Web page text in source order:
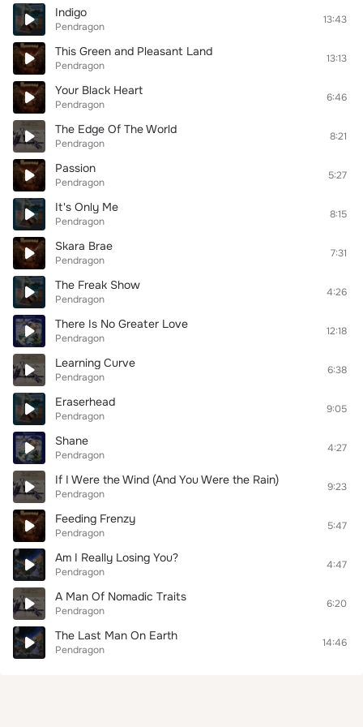
Indigo
Pendragon
13:43
This Green and Pleasant Land
Pendragon
13:13
Your Black Heart
Pendragon
6:46
The Edge Of The World
Pendragon
8:21
Passion
Pendragon
5:27
It's Only Me
Pendragon
8:15
Skara Brae
Pendragon
7:31
The Freak Show
Pendragon
4:26
There Is No Greater Love
Pendragon
12:18
Learning Curve
Pendragon
6:38
Eraserhead
Pendragon
9:05
Shane
Pendragon
4:27
If I Were the Wind (And You Were the Rain)
Pendragon
9:23
Feeding Frenzy
Pendragon
5:47
Am I Really Losing You?
Pendragon
4:47
A Man Of Nomadic Traits
Pendragon
6:20
The Last Man On Earth
Pendragon
14:46